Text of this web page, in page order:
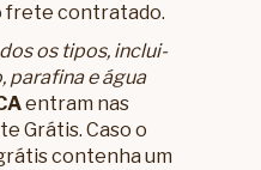
frete contratado.
os tipos, inclui-
parafina e água
entram nas
Grátis. Caso o
contenha um